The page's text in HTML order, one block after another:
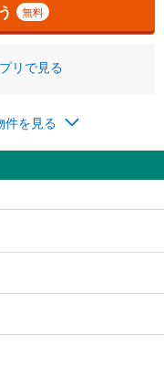
ださい。
る金融機関等にご確認の
設定で自動入力されてい
ものではありません。返
。入力された金利を35年
注意ください。実際にお
でご確認をお願いいたしま
無料
リで見る
件を見る